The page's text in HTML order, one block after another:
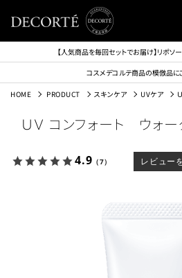
【人気商品を毎回セットでお届け】リポ
コスメデコルテ商品の模倣品に
HOME PRODUCT スキンケア UVケア
ＵＶ コンフォート ウォー
4.9 （7） レビュー